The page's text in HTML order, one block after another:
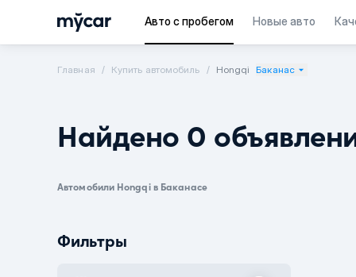
Авто с пробегом Новые авто
Главная Купить автомобиль Hongqi Баканас
Найдено 0
Автомобили Hongqi в Баканасе
Фильтры